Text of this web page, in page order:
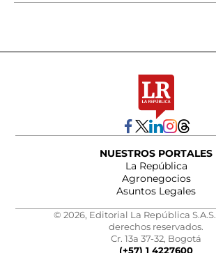
NUESTROS PORTALES
La República
Agronegocios
Asuntos Legales
© 2026, Editorial La República
derechos reservados.
Cr. 13a 37-32, Bogotá
(+57) 1 4227600